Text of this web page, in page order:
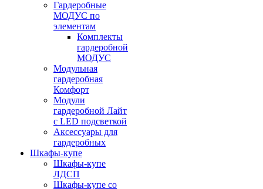
Гардеробные
МОДУС по
элементам
Комплекты
гардеробной
МОДУС
Модульная
гардеробная
Комфорт
Модули
гардеробной Лайт
с LED подсветкой
Аксессуары для
гардеробных
Шкафы-купе
Шкафы-купе
ЛДСП
Шкафы-купе со